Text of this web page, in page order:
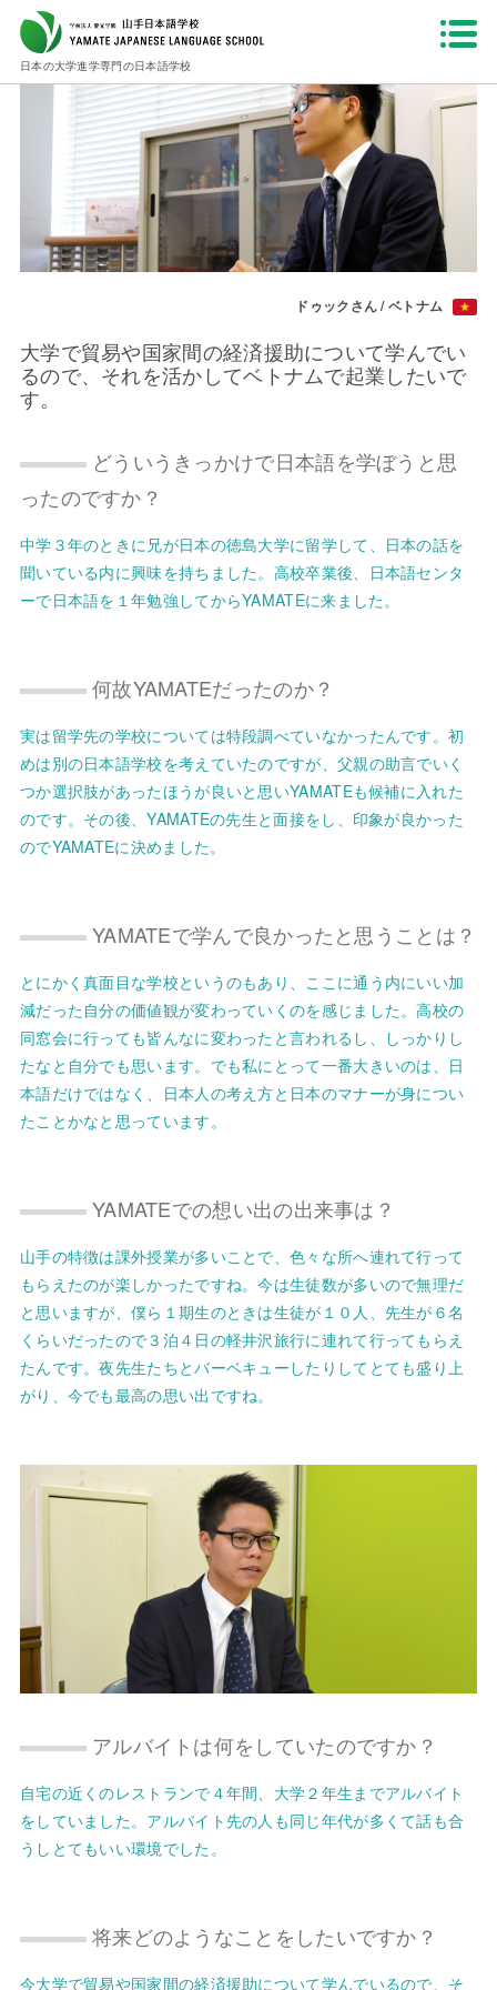
日本の大学進学専門の日本語学校
HOME インタビュー 2013年 卒業生 : ドゥックさん
ドゥックさん / ベトナム
大学で貿易や国家間の経済援助について学んでい
るので、それを活かしてベトナムで起業したいで
す。
どういうきっかけで日本語を学ぼうと思
ったのですか？
中学３年のときに兄が日本の徳島大学に留学して、日本の話を
聞いている内に興味を持ちました。高校卒業後、日本語センタ
ーで日本語を１年勉強してからYAMATEに来ました。
何故YAMATEだったのか？
実は留学先の学校については特段調べていなかったんです。初
めは別の日本語学校を考えていたのですが、父親の助言でいく
つか選択肢があったほうが良いと思いYAMATEも候補に入れた
のです。その後、YAMATEの先生と面接をし、印象が良かった
のでYAMATEに決めました。
YAMATEで学んで良かったと思うことは？
とにかく真面目な学校というのもあり、ここに通う内にいい加
減だった自分の価値観が変わっていくのを感じました。高校の
同窓会に行っても皆んなに変わったと言われるし、しっかりし
たなと自分でも思います。でも私にとって一番大きいのは、日
本語だけではなく、日本人の考え方と日本のマナーが身につい
たことかなと思っています。
YAMATEでの想い出の出来事は？
山手の特徴は課外授業が多いことで、色々な所へ連れて行って
もらえたのが楽しかったですね。今は生徒数が多いので無理だ
と思いますが、僕ら１期生のときは生徒が１０人、先生が６名
くらいだったので３泊４日の軽井沢旅行に連れて行ってもらえ
たんです。夜先生たちとバーベキューしたりしてとても盛り上
がり、今でも最高の思い出ですね。
アルバイトは何をしていたのですか？
自宅の近くのレストランで４年間、大学２年生までアルバイト
をしていました。アルバイト先の人も同じ年代が多くて話も合
うしとてもいい環境でした。
将来どのようなことをしたいですか？
今大学で貿易や国家間の経済援助について学んでいるので、そ